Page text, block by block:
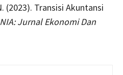
(2023). Transisi Akuntansi
Jurnal Ekonomi Dan